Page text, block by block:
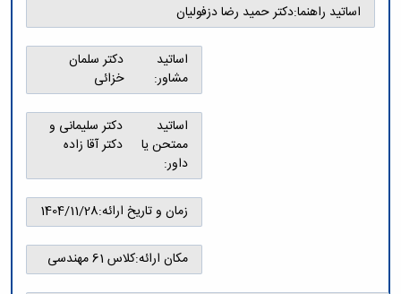
اساتید راهنما:دکتر حمید رضا دزفولیان
اساتید
مشاور:
دکتر سلمان
خزائی
اساتید
ممتحن یا
داور:
دکتر سلیمانی و
دکتر آقا زاده
زمان و تاریخ ارائه:1404/11/28
مکان ارائه:کلاس 61 مهندسی